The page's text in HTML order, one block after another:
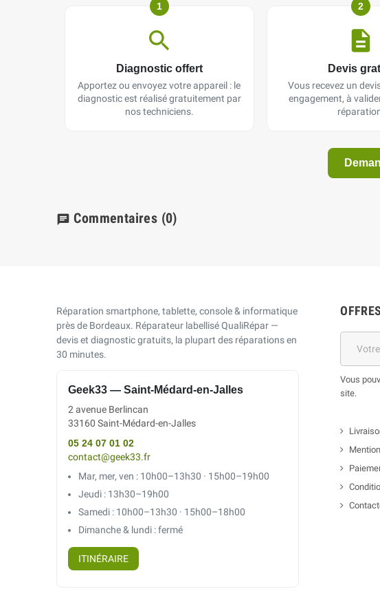
1
Diagnostic offert
Apportez ou envoyez votre appareil : le
diagnostic est réalisé gratuitement par
nos techniciens.
2
Devis
Vous recevez un
engagement, à
chat Commentaires (0)
Réparation smartphone, tablette, console & informatique
près de Bordeaux. Réparateur labellisé QualiRépar —
devis et diagnostic gratuits, la plupart des réparations en
30 minutes.
Geek33 — Saint-Médard-en-Jalles
2 avenue Berlincan
33160 Saint-Médard-en-Jalles
05 24 07 01 02
contact@geek33.fr
Mar, mer, ven : 10h00–13h30 · 15h00–19h00
Jeudi : 13h30–19h00
Samedi : 10h00–13h30 · 15h00–18h00
Dimanche & lundi : fermé
ITINÉRAIRE
Vous
site.